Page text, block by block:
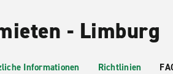
- Limburg
Informationen Richtlinien